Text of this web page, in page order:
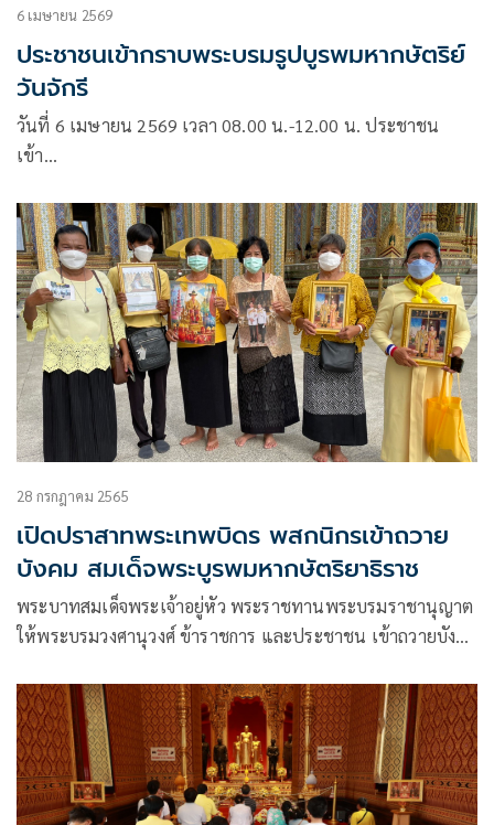
6 เมษายน 2569
ประชาชนเข้ากราบพระบรมรูปบูรพมหากษัตริย์
วันจักรี
วันที่ 6 เมษายน 2569 เวลา 08.00 น.-12.00 น. ประชาชน
เข้า…
28 กรกฎาคม 2565
เปิดปราสาทพระเทพบิดร พสกนิกรเข้าถวาย
บังคม สมเด็จพระบูรพมหากษัตริยาธิราช
พระบาทสมเด็จพระเจ้าอยู่หัว พระราชทานพระบรมราชานุญาต
ให้พระบรมวงศานุวงศ์ ข้าราชการ และประชาชน เข้าถวายบังคม
เทพบิดร พระบรมมหาราชวัง ตั้งแต่เวลา 08.00-17.00 น.